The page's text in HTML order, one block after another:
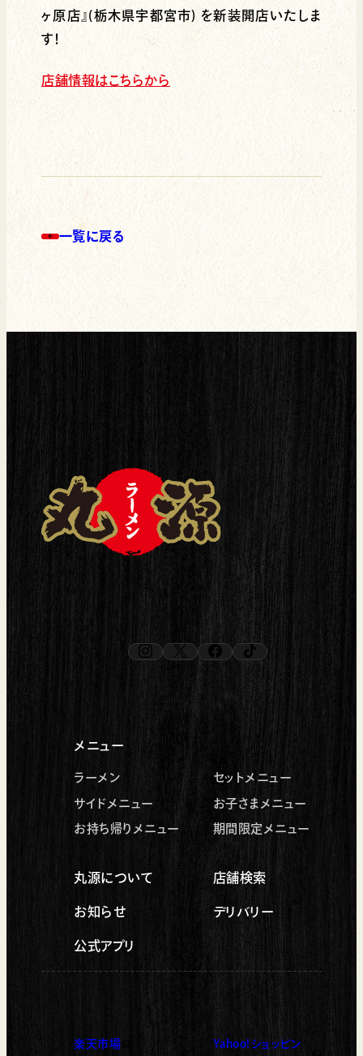
一覧に戻る
ヶ原店』(栃木県宇都宮市) を新装開店いたしま
す！
店舗情報はこちらから
instagram
（新しいタブで開く）
（新しいタブで開く）
facebook
（新しいタブで開く）
tiktok
（新しいタブで開く）
メニュー
ラーメン セットメニュー
サイドメニュー お子さまメニュー
お持ち帰りメニュー 期間限定メニュー
丸源について 店舗検索
お知らせ デリバリー
公式アプリ
楽天市場 Yahoo!ショッピン